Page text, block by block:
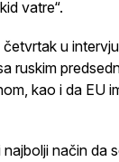
vatre“.
u
ruskim
kao i da EU
način da